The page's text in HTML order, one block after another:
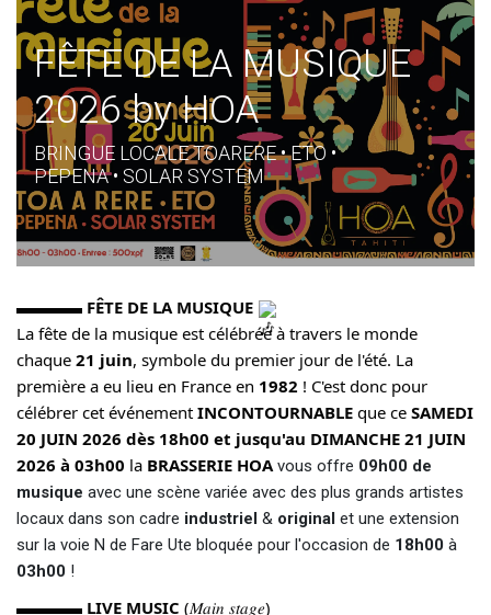
FÊTE DE LA MUSIQUE
2026 by HOA
BRINGUE LOCALE TOARERE • ETO •
PEPENA • SOLAR SYSTEM
▬▬▬▬ FÊTE DE LA MUSIQUE
La fête de la musique est célébrée à travers le monde
chaque 21 juin, symbole du premier jour de l'été. La
première a eu lieu en France en 1982 ! C'est donc pour
célébrer cet événement INCONTOURNABLE que ce SAMEDI
20 JUIN 2026 dès 18h00 et jusqu'au DIMANCHE 21 JUIN
2026 à 03h00 la BRASSERIE HOA vous offre 09h00 de
musique avec une scène variée avec des plus grands artistes
locaux dans son cadre industriel & original et une extension
sur la voie N de Fare Ute bloquée pour l'occasion de 18h00 à
03h00 !
▬▬▬▬ LIVE MUSIC (𝑀𝑎𝑖𝑛 𝑠𝑡𝑎𝑔𝑒)